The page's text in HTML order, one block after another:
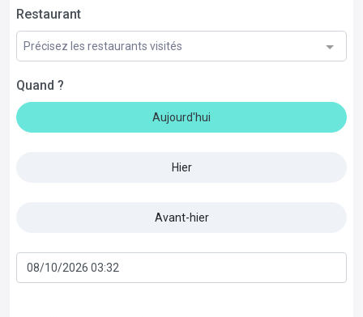
Restaurant
Précisez les restaurants visités
Quand ?
Aujourd'hui
Hier
Avant-hier